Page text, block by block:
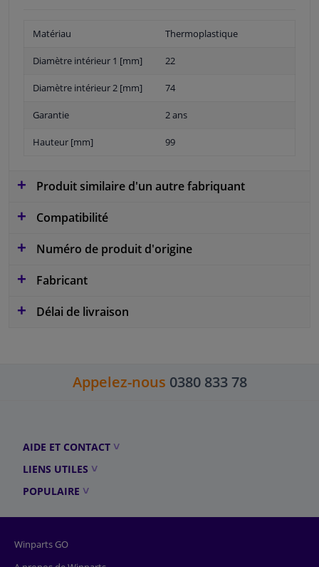
Matériau Thermoplastique
Diamètre intérieur 1 [mm] 22
Diamètre intérieur 2 [mm] 74
Garantie 2 ans
Hauteur [mm] 99
Produit similaire d'un autre fabriquant
Compatibilité
Numéro de produit d'origine
Fabricant
Délai de livraison
Appelez-nous 0380 833 78
AIDE ET CONTACT
LIENS UTILES
POPULAIRE
Winparts GO